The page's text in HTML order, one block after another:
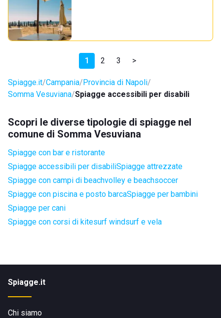
1 2 3 >
Spiagge.it Campania Provincia di Napoli
Somma Vesuviana Spiagge accessibili per disabili
Scopri le diverse tipologie di spiagge nel
comune di Somma Vesuviana
Spiagge con bar e ristorante
Spiagge accessibili per disabiliSpiagge attrezzate
Spiagge con campi di beachvolley e beachsoccer
Spiagge con piscina e posto barcaSpiagge per bambini
Spiagge per cani
Spiagge con corsi di kitesurf windsurf e vela
Spiagge.it
Chi siamo